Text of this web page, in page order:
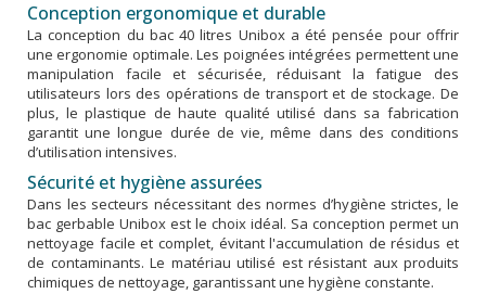
Conception ergonomique et durable
La conception du bac 40 litres Unibox a été pensée pour offrir
une ergonomie optimale. Les poignées intégrées permettent une
manipulation facile et sécurisée, réduisant la fatigue des
utilisateurs lors des opérations de transport et de stockage. De
plus, le plastique de haute qualité utilisé dans sa fabrication
garantit une longue durée de vie, même dans des conditions
d’utilisation intensives.
Sécurité et hygiène assurées
Dans les secteurs nécessitant des normes d’hygiène strictes, le
bac gerbable Unibox est le choix idéal. Sa conception permet un
nettoyage facile et complet, évitant l'accumulation de résidus et
de contaminants. Le matériau utilisé est résistant aux produits
chimiques de nettoyage, garantissant une hygiène constante.